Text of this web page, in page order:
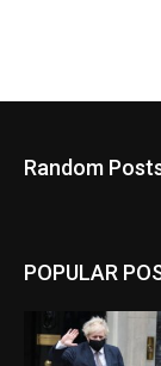
Random
POPULAR